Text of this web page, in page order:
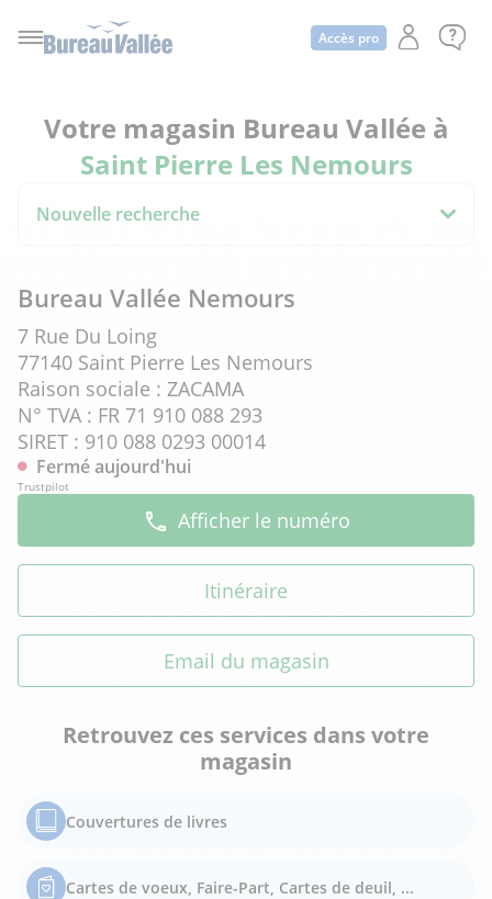
Accès pro
Votre magasin Bureau Vallée à
Saint Pierre Les Nemours
Nouvelle recherche
Bureau Vallée Nemours
7 Rue Du Loing
77140 Saint Pierre Les Nemours
Raison sociale : ZACAMA
N° TVA : FR 71 910 088 293
SIRET : 910 088 0293 00014
Fermé aujourd'hui
Trustpilot
Afficher le numéro
Itinéraire
Email du magasin
Retrouvez ces services dans votre
magasin
Couvertures de livres
Cartes de voeux, Faire-Part, Cartes de deuil, ...